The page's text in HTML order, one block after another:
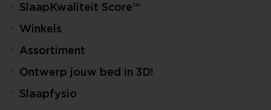
SlaapKwaliteit Score™
Winkels
Assortiment
Ontwerp jouw bed in 3D!
Slaapfysio